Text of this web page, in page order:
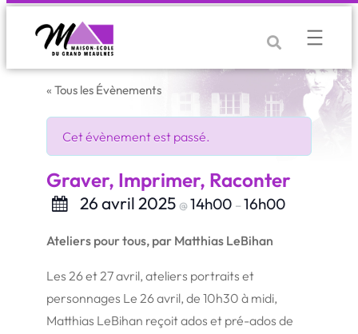
« Tous les Évènements
Cet évènement est passé.
Graver, Imprimer, Raconter
26 avril 2025 @14h00 – 16h00
Ateliers pour tous, par Matthias LeBihan
Les 26 et 27 avril, ateliers portraits et
personnages Le 26 avril, de 10h30 à midi,
Matthias LeBihan reçoit ados et pré-ados de